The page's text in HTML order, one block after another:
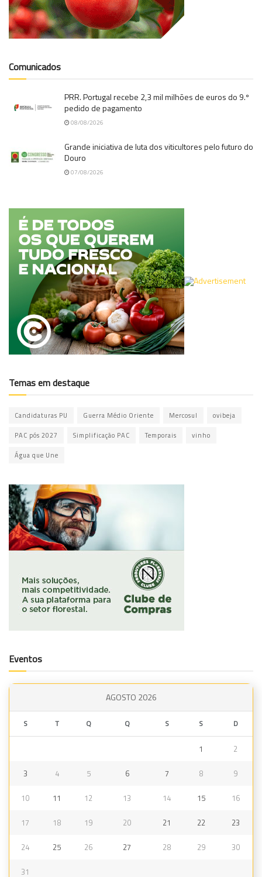
Comunicados
PRR. Portugal recebe 2,3 mil milhões de euros do 9.º
pedido de pagamento
08/08/2026
Grande iniciativa de luta dos viticultores pelo futuro do
Douro
07/08/2026
Temas em destaque
Candidaturas PU Guerra Médio Oriente Mercosul ovibeja
PAC pós 2027 Simplificação PAC Temporais vinho
Água que Une
Eventos
AGOSTO 2026
S T Q Q S S D
1 2
3 4 5 6 7 8 9
10 11 12 13 14 15 16
17 18 19 20 21 22 23
24 25 26 27 28 29 30
31